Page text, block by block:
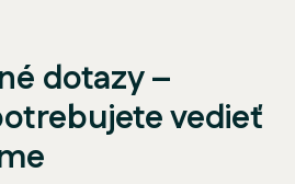
dotazy –
vedieť